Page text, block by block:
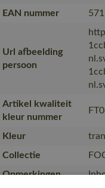
EAN nummer
Url afbeelding
persoon
Artikel kwaliteit
kleur nummer
Kleur
Collectie
Opmerkingen